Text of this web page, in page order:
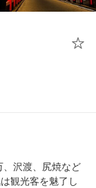
沢渡、尻焼など
観光客を魅了し